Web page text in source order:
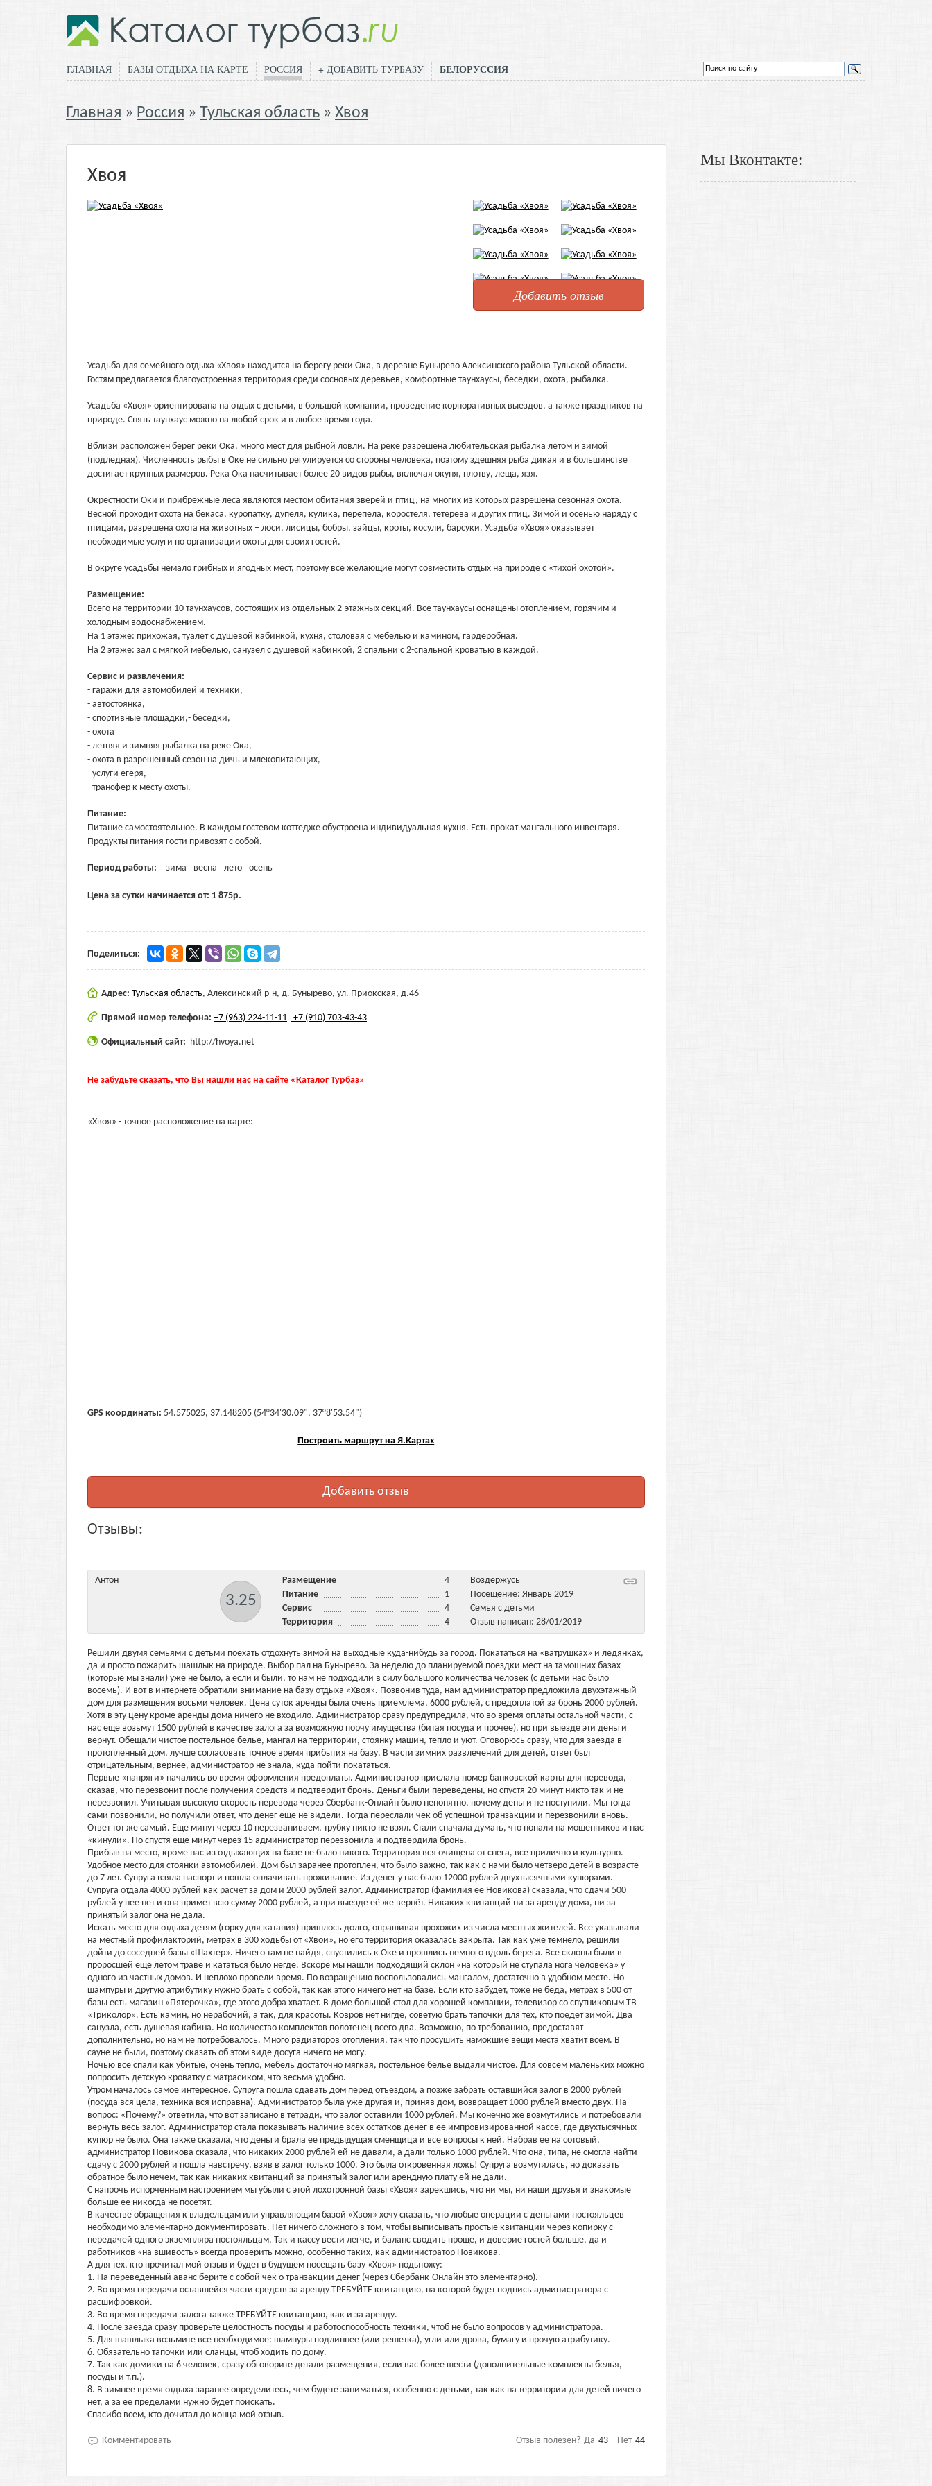
ГЛАВНАЯ БАЗЫ ОТДЫХА НА КАРТЕ РОССИЯ + ДОБАВИТЬ ТУРБАЗУ БЕЛОРУССИЯ
Главная Россия Тульская область Хвоя
Хвоя
Добавить отзыв
Усадьба для семейного отдыха «Хвоя» находится на берегу реки Ока, в деревне Бунырево Алексинского района Тульской области.
Гостям предлагается благоустроенная территория среди сосновых деревьев, комфортные таунхаусы, беседки, охота, рыбалка.
Усадьба «Хвоя» ориентирована на отдых с детьми, в большой компании, проведение корпоративных выездов, а также праздников на
природе. Снять таунхаус можно на любой срок и в любое время года.
Вблизи расположен берег реки Ока, много мест для рыбной ловли. На реке разрешена любительская рыбалка летом и зимой
(подледная). Численность рыбы в Оке не сильно регулируется со стороны человека, поэтому здешняя рыба дикая и в большинстве
достигает крупных размеров. Река Ока насчитывает более 20 видов рыбы, включая окуня, плотву, леща, язя.
Окрестности Оки и прибрежные леса являются местом обитания зверей и птиц, на многих из которых разрешена сезонная охота.
Весной проходит охота на бекаса, куропатку, дупеля, кулика, перепела, коростеля, тетерева и других птиц. Зимой и осенью наряду с
птицами, разрешена охота на животных – лоси, лисицы, бобры, зайцы, кроты, косули, барсуки. Усадьба «Хвоя» оказывает
необходимые услуги по организации охоты для своих гостей.
В округе усадьбы немало грибных и ягодных мест, поэтому все желающие могут совместить отдых на природе с «тихой охотой».
Размещение:
Всего на территории 10 таунхаусов, состоящих из отдельных 2-этажных секций. Все таунхаусы оснащены отоплением, горячим и
холодным водоснабжением.
На 1 этаже: прихожая, туалет с душевой кабинкой, кухня, столовая с мебелью и камином, гардеробная.
На 2 этаже: зал с мягкой мебелью, санузел с душевой кабинкой, 2 спальни с 2-спальной кроватью в каждой.
Сервис и развлечения:
- гаражи для автомобилей и техники,
- автостоянка,
- спортивные площадки,- беседки,
- охота
- летняя и зимняя рыбалка на реке Ока,
- охота в разрешенный сезон на дичь и млекопитающих,
- услуги егеря,
- трансфер к месту охоты.
Питание:
Питание самостоятельное. В каждом гостевом коттедже обустроена индивидуальная кухня. Есть прокат мангального инвентаря.
Продукты питания гости привозят с собой.
Период работы: зима весна лето осень
Цена за сутки начинается от: 1 875р.
Поделиться:
Адрес: Тульская область, Алексинский р-н, д. Бунырево, ул. Приокская, д.46
Прямой номер телефона: +7 (963) 224-11-11 +7 (910) 703-43-43
Официальный сайт: http://hvoya.net
Не забудьте сказать, что Вы нашли нас на сайте «Каталог Турбаз»
«Хвоя» - точное расположение на карте:
GPS координаты: 54.575025, 37.148205 (54°34'30.09", 37°8'53.54")
Построить маршрут на Я.Картах
Добавить отзыв
Отзывы:
Антон
3.25
Размещение
4
Питание
1
Сервис
4
Территория
4
Воздержусь
Посещение: Январь 2019
Семья с детьми
Отзыв написан: 28/01/2019
Решили двумя семьями с детьми поехать отдохнуть зимой на выходные куда-нибудь за город. Покататься на «ватрушках» и ледянках,
да и просто пожарить шашлык на природе. Выбор пал на Бунырево. За неделю до планируемой поездки мест на тамошних базах
(которые мы знали) уже не было, а если и были, то нам не подходили в силу большого количества человек (с детьми нас было
восемь). И вот в интернете обратили внимание на базу отдыха «Хвоя». Позвонив туда, нам администратор предложила двухэтажный
дом для размещения восьми человек. Цена суток аренды была очень приемлема, 6000 рублей, с предоплатой за бронь 2000 рублей.
Хотя в эту цену кроме аренды дома ничего не входило. Администратор сразу предупредила, что во время оплаты остальной части, с
нас еще возьмут 1500 рублей в качестве залога за возможную порчу имущества (битая посуда и прочее), но при выезде эти деньги
вернут. Обещали чистое постельное белье, мангал на территории, стоянку машин, тепло и уют. Оговорюсь сразу, что для заезда в
протопленный дом, лучше согласовать точное время прибытия на базу. В части зимних развлечений для детей, ответ был
отрицательным, вернее, администратор не знала, куда пойти покататься.
Первые «напряги» начались во время оформления предоплаты. Администратор прислала номер банковской карты для перевода,
сказав, что перезвонит после получения средств и подтвердит бронь. Деньги были переведены, но спустя 20 минут никто так и не
перезвонил. Учитывая высокую скорость перевода через Сбербанк-Онлайн было непонятно, почему деньги не поступили. Мы тогда
сами позвонили, но получили ответ, что денег еще не видели. Тогда переслали чек об успешной транзакции и перезвонили вновь.
Ответ тот же самый. Еще минут через 10 перезваниваем, трубку никто не взял. Стали сначала думать, что попали на мошенников и нас
«кинули». Но спустя еще минут через 15 администратор перезвонила и подтвердила бронь.
Прибыв на место, кроме нас из отдыхающих на базе не было никого. Территория вся очищена от снега, все прилично и культурно.
Удобное место для стоянки автомобилей. Дом был заранее протоплен, что было важно, так как с нами было четверо детей в возрасте
до 7 лет. Супруга взяла паспорт и пошла оплачивать проживание. Из денег у нас было 12000 рублей двухтысячными купюрами.
Супруга отдала 4000 рублей как расчет за дом и 2000 рублей залог. Администратор (фамилия её Новикова) сказала, что сдачи 500
рублей у нее нет и она примет всю сумму 2000 рублей, а при выезде её же вернёт. Никаких квитанций ни за аренду дома, ни за
принятый залог она не дала.
Искать место для отдыха детям (горку для катания) пришлось долго, опрашивая прохожих из числа местных жителей. Все указывали
на местный профилакторий, метрах в 300 ходьбы от «Хвои», но его территория оказалась закрыта. Так как уже темнело, решили
дойти до соседней базы «Шахтер». Ничего там не найдя, спустились к Оке и прошлись немного вдоль берега. Все склоны были в
проросшей еще летом траве и кататься было негде. Вскоре мы нашли подходящий склон «на который не ступала нога человека» у
одного из частных домов. И неплохо провели время. По возращению воспользовались мангалом, достаточно в удобном месте. Но
шампуры и другую атрибутику нужно брать с собой, так как этого ничего нет на базе. Если кто забудет, тоже не беда, метрах в 500 от
базы есть магазин «Пятерочка», где этого добра хватает. В доме большой стол для хорошей компании, телевизор со спутниковым ТВ
«Триколор». Есть камин, но нерабочий, а так, для красоты. Ковров нет нигде, советую брать тапочки для тех, кто поедет зимой. Два
санузла, есть душевая кабина. Но количество комплектов полотенец всего два. Возможно, по требованию, предоставят
дополнительно, но нам не потребовалось. Много радиаторов отопления, так что просушить намокшие вещи места хватит всем. В
сауне не были, поэтому сказать об этом виде досуга ничего не могу.
Ночью все спали как убитые, очень тепло, мебель достаточно мягкая, постельное белье выдали чистое. Для совсем маленьких можно
попросить детскую кроватку с матрасиком, что весьма удобно.
Утром началось самое интересное. Супруга пошла сдавать дом перед отъездом, а позже забрать оставшийся залог в 2000 рублей
(посуда вся цела, техника вся исправна). Администратор была уже другая и, приняв дом, возвращает 1000 рублей вместо двух. На
вопрос: «Почему?» ответила, что вот записано в тетради, что залог оставили 1000 рублей. Мы конечно же возмутились и потребовали
вернуть весь залог. Администратор стала показывать наличие всех остатков денег в ее импровизированной кассе, где двухтысячных
купюр не было. Она также сказала, что деньги брала ее предыдущая сменщица и все вопросы к ней. Набрав ее на сотовый,
администратор Новикова сказала, что никаких 2000 рублей ей не давали, а дали только 1000 рублей. Что она, типа, не смогла найти
сдачу с 2000 рублей и пошла навстречу, взяв в залог только 1000. Это была откровенная ложь! Супруга возмутилась, но доказать
обратное было нечем, так как никаких квитанций за принятый залог или арендную плату ей не дали.
С напрочь испорченным настроением мы убыли с этой лохотронной базы «Хвоя» зарекшись, что ни мы, ни наши друзья и знакомые
больше ее никогда не посетят.
В качестве обращения к владельцам или управляющим базой «Хвоя» хочу сказать, что любые операции с деньгами постояльцев
необходимо элементарно документировать. Нет ничего сложного в том, чтобы выписывать простые квитанции через копирку с
передачей одного экземпляра постояльцам. Так и кассу вести легче, и баланс сводить проще, и доверие гостей больше, да и
работников «на вшивость» всегда проверить можно, особенно таких, как администратор Новикова.
А для тех, кто прочитал мой отзыв и будет в будущем посещать базу «Хвоя» подытожу:
1. На переведенный аванс берите с собой чек о транзакции денег (через Сбербанк-Онлайн это элементарно).
2. Во время передачи оставшейся части средств за аренду ТРЕБУЙТЕ квитанцию, на которой будет подпись администратора с
расшифровкой.
3. Во время передачи залога также ТРЕБУЙТЕ квитанцию, как и за аренду.
4. После заезда сразу проверьте целостность посуды и работоспособность техники, чтоб не было вопросов у администратора.
5. Для шашлыка возьмите все необходимое: шампуры подлиннее (или решетка), угли или дрова, бумагу и прочую атрибутику.
6. Обязательно тапочки или сланцы, чтоб ходить по дому.
7. Так как домики на 6 человек, сразу обговорите детали размещения, если вас более шести (дополнительные комплекты белья,
посуды и т.п.).
8. В зимнее время отдыха заранее определитесь, чем будете заниматься, особенно с детьми, так как на территории для детей ничего
нет, а за ее пределами нужно будет поискать.
Спасибо всем, кто дочитал до конца мой отзыв.
Отзыв полезен? Да 43 Нет 44
Комментировать
Мы Вконтакте: